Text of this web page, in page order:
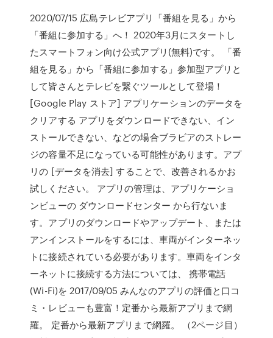
2020/07/15 広島テレビアプリ「番組を見る」から
「番組に参加する」へ！ 2020年3月にスタートし
たスマートフォン向け公式アプリ(無料)です。 「番
組を見る」から「番組に参加する」参加型アプリと
して皆さんとテレビを繋ぐツールとして登場！
[Google Play ストア] アプリケーションのデータを
クリアする アプリをダウンロードできない、イン
ストールできない、などの場合ブラビアのストレー
ジの容量不足になっている可能性があります。アプ
リの [データを消去] することで、改善されるかお
試しください。 アプリの管理は、アプリケーショ
ンビューの ダウンロードセンター から行ないま
す。アプリのダウンロードやアップデート、または
アンインストールをするには、車両がインターネッ
トに接続されている必要があります。車両をインタ
ーネットに接続する方法については、 携帯電話
(Wi-Fi)を 2017/09/05 みんなのアプリの評価と口コ
ミ・レビューも豊富！定番から最新アプリまで網
羅。 定番から最新アプリまで網羅。 （2ページ目）